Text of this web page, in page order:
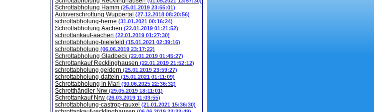
Schrottabholung Hamm (25.01.2019 23:55:01)
Autoverschrottung Wuppertal (27.12.2018 08:20:56)
schrottabholung-herne (31.01.2021 00:16:24)
Schrottabholung Aachen (22.01.2019 01:21:52)
schrottankauf-aachen (22.01.2019 01:27:30)
schrottabholung-bielefeld (15.01.2021 02:39:16)
schrottabholung (06.06.2019 23:17:22)
Schrottabholung Gladbeck (22.01.2019 01:45:27)
Schrottankauf Recklinghausen (22.01.2019 21:52:12)
schrottabholung geldern (25.01.2019 23:59:27)
schrottabholung-datteln (15.01.2021 01:11:09)
Schrottabholung in Marl (30.06.2025 22:36:32)
Schrotthändler Nrw (29.05.2019 18:11:01)
Schrottankauf Nrw (26.03.2019 11:03:55)
schrottabholung-castrop-rauxel (21.01.2021 15:36:30)